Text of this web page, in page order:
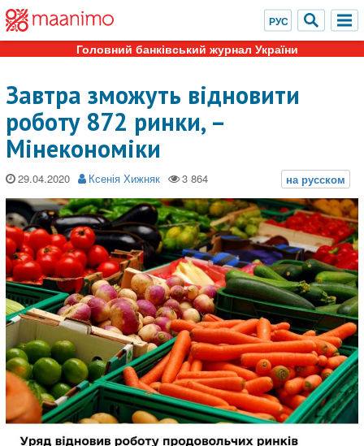
Головний банківський журнал України
Завтра зможуть відновити
роботу 872 ринки, –
Мінекономіки
29.04.2020 Ксенія Хижняк